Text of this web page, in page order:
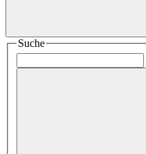
Suche